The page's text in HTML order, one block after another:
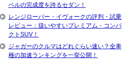
ベルの完成度を誇るセダン！
レンジローバー・イヴォークの評判・試乗
レビュー：扱いやすいプレミアム・コンパ
クトSUV！
ジャガーのクルマはどれぐらい速い？全車
種の加速ランキングを一挙公開！